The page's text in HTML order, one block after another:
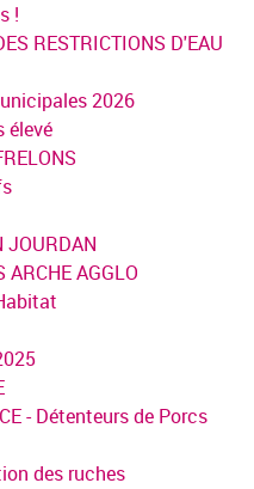
!
RESTRICTIONS D'EAU
2026
élevé
JOURDAN
AGGLO
- Détenteurs de Porcs
des ruches